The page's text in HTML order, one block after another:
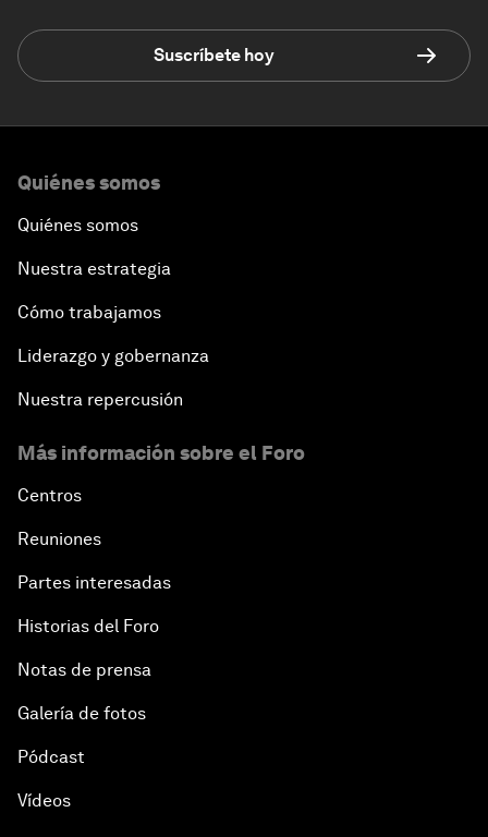
Suscríbete hoy
Quiénes somos
Quiénes somos
Nuestra estrategia
Cómo trabajamos
Liderazgo y gobernanza
Nuestra repercusión
Más información sobre el Foro
Centros
Reuniones
Partes interesadas
Historias del Foro
Notas de prensa
Galería de fotos
Pódcast
Vídeos